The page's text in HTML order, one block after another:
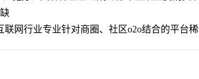
网行业专业针对商圈、社区o2o结合的平台稀